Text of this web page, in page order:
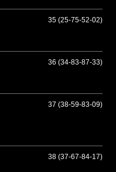
35 (25-75-52-02)
36 (34-83-87-33)
37 (38-59-83-09)
38 (37-67-84-17)